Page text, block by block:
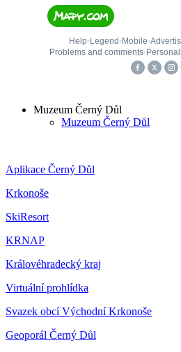
Muzeum Černý Důl
Muzeum Černý Důl
Aplikace Černý Důl
Krkonoše
SkiResort
KRNAP
Královéhradecký kraj
Virtuální prohlídka
Svazek obcí Východní Krkonoše
Geoporál Černý Důl